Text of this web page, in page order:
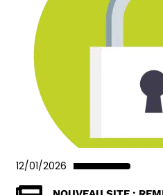
12/01/2026